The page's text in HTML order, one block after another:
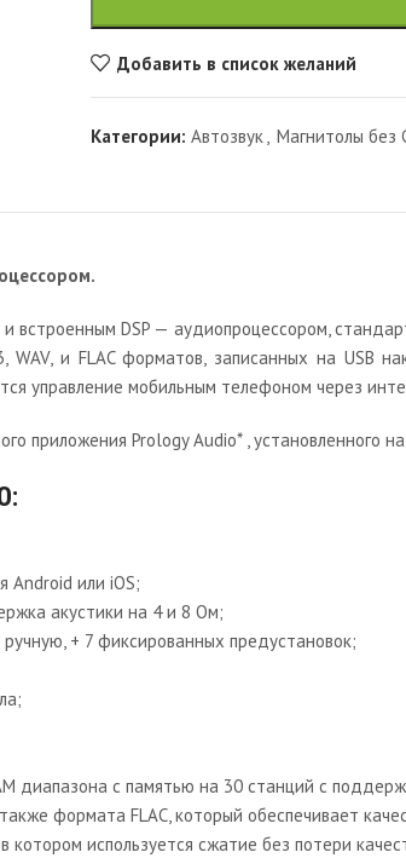
Добавить в список желаний
Категории: Автозвук, Магнитолы без
встроенным DSP — аудиопроцессором,
и FLAC форматов, записанных на USB
управление мобильным телефоном через
приложения Prology Audio* , установленного
Android или iOS;
акустики на 4 и 8 Ом;
+ 7 фиксированных предустановок;
с памятью на 30 станций c
формата FLAC, который обеспечивает
используется сжатие без потери